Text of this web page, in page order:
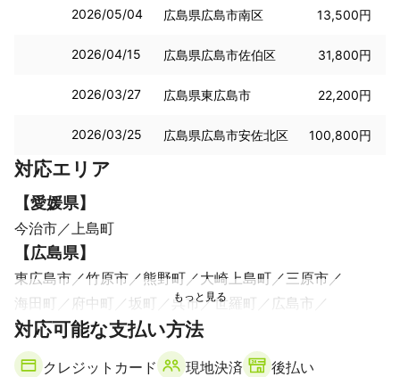
2026/05/04 広島県広島市南区 13,500円
2026/04/15 広島県広島市佐伯区 31,800円
2026/03/27 広島県東広島市 22,200円
2026/03/25 広島県広島市安佐北区 100,800円
対応エリア
【愛媛県】
今治市 上島町
【広島県】
東広島市 竹原市 熊野町 大崎上島町
三原市
海田町
府中町 坂町 呉市 世羅町
広島市
安芸高田市
尾道市 江田島市
北広島町
対応可能な支払い方法
クレジットカード 現地決済 後払い